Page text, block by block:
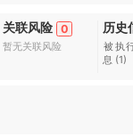
关联风险 0
暂无关联风险
历史
被执
息 (1)